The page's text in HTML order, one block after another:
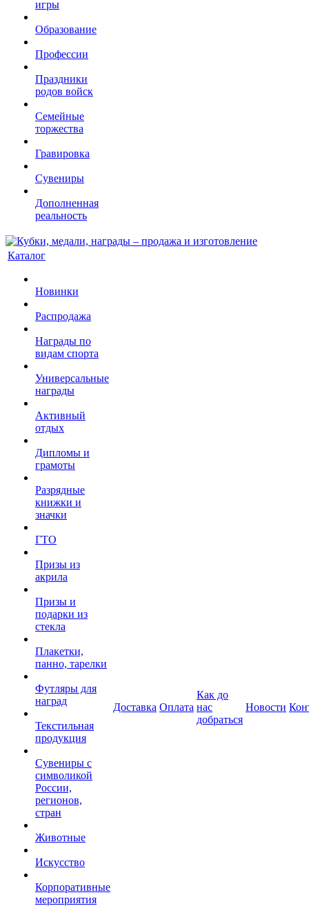
игры
Образование
Профессии
Праздники
родов войск
Семейные
торжества
Гравировка
Сувениры
Дополненная
реальность
Каталог
Новинки
Распродажа
Награды по
видам спорта
Универсальные
награды
Активный
отдых
Дипломы и
грамоты
Разрядные
книжки и
значки
ГТО
Призы из
акрила
Призы и
подарки из
стекла
Плакетки,
панно, тарелки
Футляры для
наград
Текстильная
продукция
Сувениры с
символикой
России,
регионов,
стран
Животные
Искусство
Корпоративные
мероприятия
Доставка Оплата
Как до
нас
добраться
Новости